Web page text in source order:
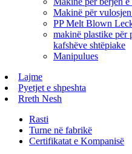
Makinë për
PP Melt Blown
makinë plastike për
kafshëve shtëpiake
Manipulues
Lajme
Pyetjet e shpeshta
Rreth Nesh
Rasti
Turne në fabrikë
Certifikatat e Kompanisë